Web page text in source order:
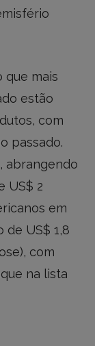
que mais
estão
com
passado.
abrangendo
US$ 2
em
de US$ 1,8
com
na lista